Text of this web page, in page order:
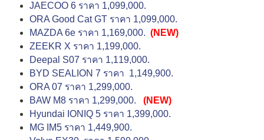
JAECOO 6 ราคา 1,099,000.
ORA Good Cat GT ราคา 1,099,000.
MAZDA 6e ราคา 1,169,000. (NEW)
ZEEKR X ราคา 1,199,000.
Deepal S07 ราคา 1,119,000.
BYD SEALION 7 ราคา 1,149,900.
ORA 07 ราคา 1,299,000.
BAW M8 ราคา 1,299,000.
(NEW)
Hyundai IONIQ 5 ราคา 1,399,000.
MG IM5 ราคา 1,449,900.